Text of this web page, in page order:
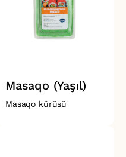
Masaqo (Yaşıl)
Masaqo kürüsü